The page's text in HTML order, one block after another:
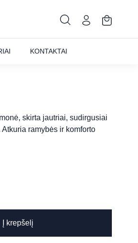
KONTAKTAI
skirta jautriai, sudirgusiai
ramybės ir komforto
Į krepšelį